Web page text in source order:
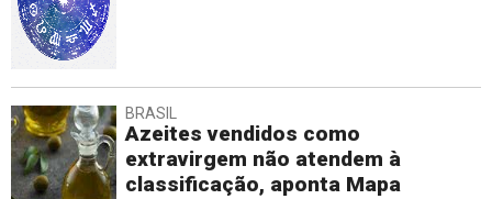
BRASIL
Azeites vendidos como
extravirgem não atendem à
classificação, aponta Mapa